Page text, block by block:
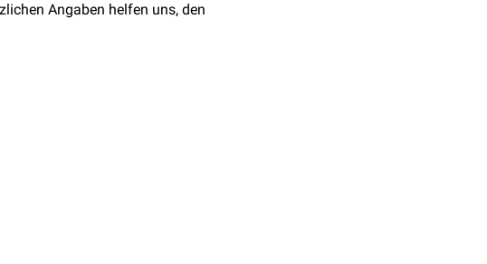
Angaben helfen uns, den